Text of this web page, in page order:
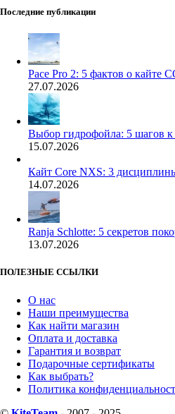
Последние публикации
Pace Pro 2: 5 фактов о кайте
27.07.2026
Выбор гидрофойла: 5 шагов к
15.07.2026
Кайт Core NXS: 3
14.07.2026
Ranja Schlotte: 5 секретов
13.07.2026
ПОЛЕЗНЫЕ ССЫЛКИ
О нас
Наши преимущества
Как найти магазин
Оплата и доставка
Гарантия и возврат
Подарочные сертификаты
Как выбрать?
Политика